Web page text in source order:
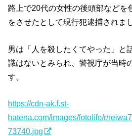
路上で20代の女性の後頭部などを
をさせたとして現行犯逮捕されま
男は「人を殺したくてやった」と
識はないとみられ、警視庁が当時
す。
https://cdn-ak.f.st-
hatena.com/images/fotolife/r/
73740.jpg